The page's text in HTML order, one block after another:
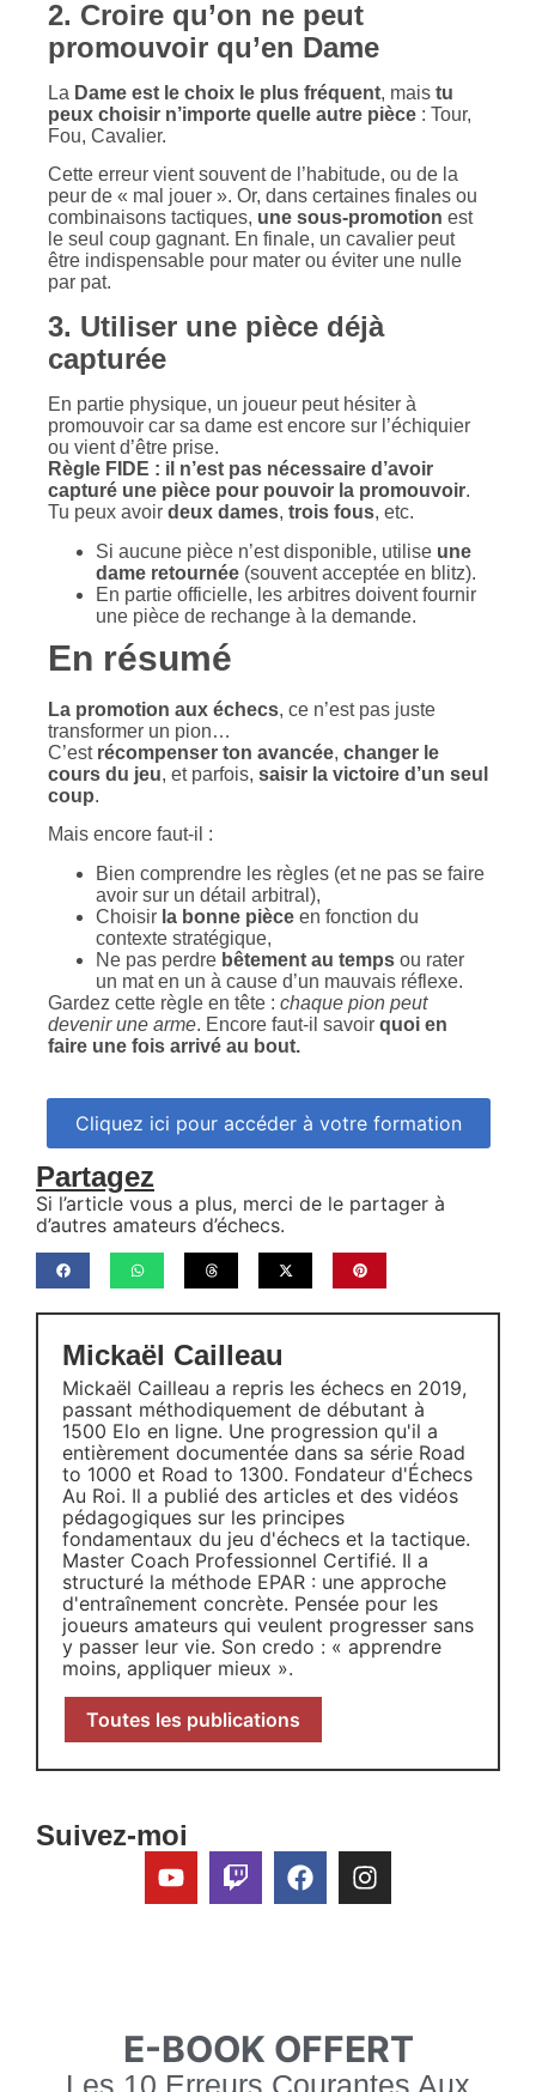
2. Croire qu’on ne peut
promouvoir qu’en Dame
La Dame est le choix le plus fréquent, mais tu
peux choisir n’importe quelle autre pièce : Tour,
Fou, Cavalier.
Cette erreur vient souvent de l’habitude, ou de la
peur de « mal jouer ». Or, dans certaines finales ou
combinaisons tactiques, une sous-promotion est
le seul coup gagnant. En finale, un cavalier peut
être indispensable pour mater ou éviter une nulle
par pat.
3. Utiliser une pièce déjà
capturée
En partie physique, un joueur peut hésiter à
promouvoir car sa dame est encore sur l’échiquier
ou vient d’être prise.
Règle FIDE : il n’est pas nécessaire d’avoir
capturé une pièce pour pouvoir la promouvoir.
Tu peux avoir deux dames, trois fous, etc.
Si aucune pièce n’est disponible, utilise une
dame retournée (souvent acceptée en blitz).
En partie officielle, les arbitres doivent fournir
une pièce de rechange à la demande.
En résumé
La promotion aux échecs, ce n’est pas juste
transformer un pion…
C’est récompenser ton avancée, changer le
cours du jeu, et parfois, saisir la victoire d’un seul
coup.
Mais encore faut-il :
Bien comprendre les règles (et ne pas se faire
avoir sur un détail arbitral),
Choisir la bonne pièce en fonction du
contexte stratégique,
Ne pas perdre bêtement au temps ou rater
un mat en un à cause d’un mauvais réflexe.
Gardez cette règle en tête : chaque pion peut
devenir une arme. Encore faut-il savoir quoi en
faire une fois arrivé au bout.
Cliquez ici pour accéder à votre formation
Partagez
Si l’article vous a plus, merci de le partager à
d’autres amateurs d’échecs.
Mickaël Cailleau
Mickaël Cailleau a repris les échecs en 2019,
passant méthodiquement de débutant à
1500 Elo en ligne. Une progression qu'il a
entièrement documentée dans sa série Road
to 1000 et Road to 1300. Fondateur d'Échecs
Au Roi. Il a publié des articles et des vidéos
pédagogiques sur les principes
fondamentaux du jeu d'échecs et la tactique.
Master Coach Professionnel Certifié. Il a
structuré la méthode EPAR : une approche
d'entraînement concrète. Pensée pour les
joueurs amateurs qui veulent progresser sans
y passer leur vie. Son credo : « apprendre
moins, appliquer mieux ».
Toutes les publications
Suivez-moi
E-BOOK OFFERT
Les 10 Erreurs Courantes Aux